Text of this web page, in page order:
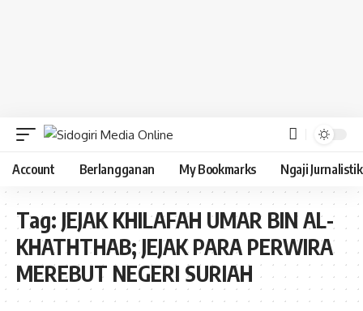
Account Berlangganan My Bookmarks Ngaji Jurnalistik
Tag: JEJAK KHILAFAH UMAR BIN AL-
KHATHTHAB; JEJAK PARA PERWIRA
MEREBUT NEGERI SURIAH